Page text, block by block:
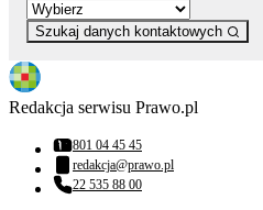
Szukaj danych kontaktowych
Redakcja serwisu Prawo.pl
Numer telefonu:
801 04 45 45
Adres email:
redakcja@prawo.pl
Numer telefonu:
22 535 88 00